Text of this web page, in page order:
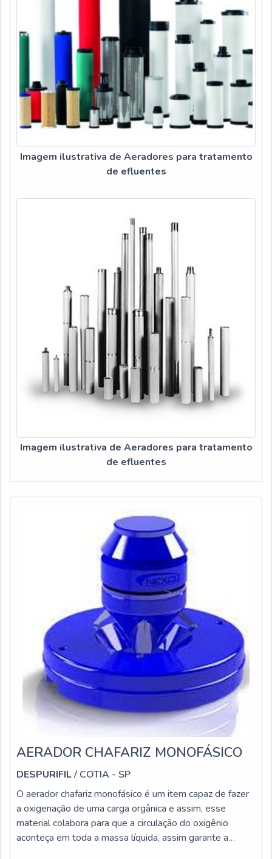
Filtros se mostra referência por ter: Soluções para quem
busca a melhor qualidade para a sua água; Comprometimento
com os resultados dos clientes; Atendimento de forma
personalizada para cada cliente.Sem trocar o foco sobre
purificador de água com compressor 220v, deve-se ter a
exatidão em orçar com empresas que prezam por produtos e
serviços que tenham ótima qualidade e excelente custo-
benefício, características simples, mas que mostram o
comprometimento da empresa com seus clientes.É por
esses e outros motivos que a Veneza Filtros é uma empresa
inovadora quando falamos do segmento de filtros e
purificadores de água. A empresa objetiva garantir o que
SEGMENTOApenas na Veneza Filtros tem o que há de
melhor no ramo de filtros e purificadores de água. É possível
encontrar uma grande variedade no portfólio como
bebedouro de pressão acionado por pedal e mangueiras
atóxicas com ótima qualidade e precisão.Para tal sucesso, a
empresa investiu em profissionais competentes e em
equipamentos inovadores. A Veneza Filtros é uma empresa
que tem despontado no segmento por toda seriedade e
qualidade, o que garante a melhor experiência de todos os
Imagem ilustrativa de Aeradores para tratamento
de efluentes
Imagem ilustrativa de Aeradores para tratamento
de efluentes
AERADOR CHAFARIZ MONOFÁSICO
DESPURIFIL/ COTIA - SP
O aerador chafariz monofásico é um item capaz de fazer
a oxigenação de uma carga orgânica e assim, esse
material colabora para que a circulação do oxigênio
aconteça em toda a massa líquida, assim garante a